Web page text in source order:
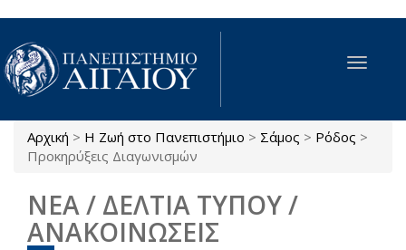
Παράκαμψη προς το κυρίως περιεχόμενο
Toggle
Είστε εδώ
Αρχική > Η Ζωή στο Πανεπιστήμιο > Σάμος > Ρόδος >
Προκηρύξεις Διαγωνισμών
ΝΕΑ / ΔΕΛΤΙΑ ΤΥΠΟΥ /
ΑΝΑΚΟΙΝΩΣΕΙΣ